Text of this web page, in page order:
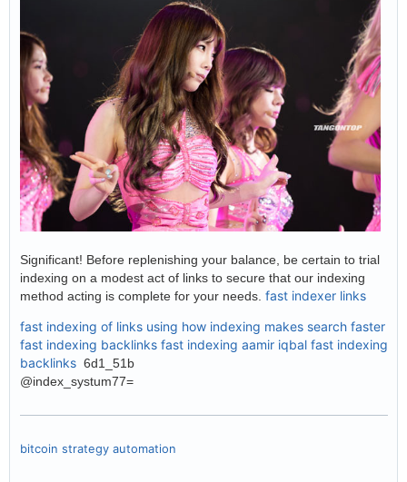
Significant! Before replenishing your balance, be certain to trial
indexing on a modest act of links to secure that our indexing
method acting is complete for your needs. fast indexer links
fast indexing of links using how indexing makes search faster
fast indexing backlinks fast indexing aamir iqbal fast indexing
backlinks 6d1_51b
@index_systum77=
bitcoin strategy automation